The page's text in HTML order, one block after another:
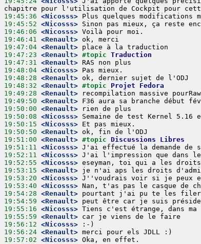
19:45:36 <Nicosss>
19:45:52 <Nicosss>
19:46:06 <Nicosss>
19:46:41 <Renault>
19:47:04 <Renault>
19:47:23 <Renault> #topic Traduction
19:47:31 <Renault>
19:48:04 <Nicosss>
19:48:28 <Renault>
19:48:32 <Renault> #topic Projet Fedora
19:49:28 <Renault>
19:49:50 <Renault>
19:50:00 <Renault>
19:50:08 <Nicosss>
19:50:15 <Nicosss>
19:50:50 <Renault>
19:51:00 <Renault> #topic Discussions Libres
19:51:11 <Nicosss>
19:52:11 <Nicosss>
19:52:55 <Nicosss>
19:53:15 <Renault>
19:53:20 <Nicosss>
19:53:40 <Nicosss>
19:54:28 <Renault>
19:54:59 <Renault>
19:55:16 <Nicosss>
19:55:59 <Renault>
19:56:12 <Nicosss>
19:56:24 <Renault>
19:57:02 <Nicosss>